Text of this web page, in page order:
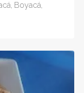
Boyacá,